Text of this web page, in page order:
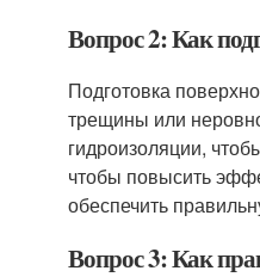
Вопрос 2: Как
Подготовка
трещины или
гидроизоляции,
чтобы повысить
обеспечить
Вопрос 3: Как